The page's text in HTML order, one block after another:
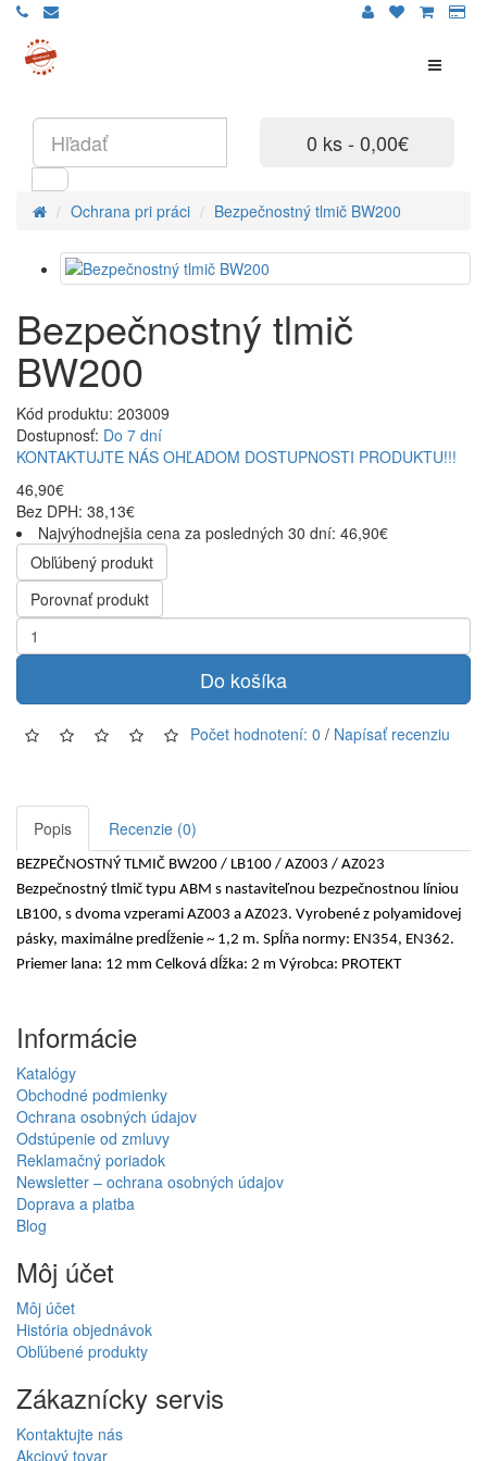
0 ks - 0,00€
Ochrana pri práci Bezpečnostný tlmič BW200
Bezpečnostný tlmič
BW200
Kód produktu: 203009
Dostupnosť: Do 7 dní
KONTAKTUJTE NÁS OHĽADOM DOSTUPNOSTI PRODUKTU!!!
46,90€
Bez DPH: 38,13€
Najvýhodnejšia cena za posledných 30 dní: 46,90€
Obľúbený produkt
Porovnať produkt
Do košíka
Počet hodnotení: 0 / Napísať recenziu
Popis Recenzie (0)
BEZPEČNOSTNÝ TLMIČ BW200 / LB100 / AZ003 / AZ023
Bezpečnostný tlmič typu ABM s nastaviteľnou bezpečnostnou líniou
LB100, s dvoma vzperami AZ003 a AZ023. Vyrobené z polyamidovej
pásky, maximálne predĺženie ~ 1,2 m. Spĺňa normy: EN354, EN362.
Priemer lana: 12 mm Celková dĺžka: 2 m Výrobca: PROTEKT
Informácie
Katalógy
Obchodné podmienky
Ochrana osobných údajov
Odstúpenie od zmluvy
Reklamačný poriadok
Newsletter – ochrana osobných údajov
Doprava a platba
Blog
Môj účet
Môj účet
História objednávok
Obľúbené produkty
Zákaznícky servis
Kontaktujte nás
Akciový tovar